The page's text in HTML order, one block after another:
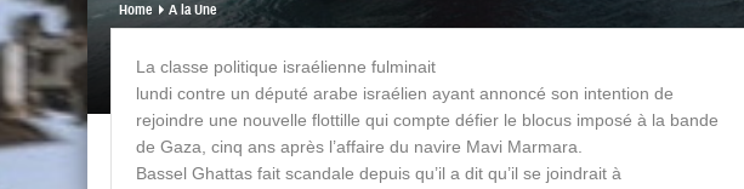
Home A la Une
La classe politique israélienne fulminait
lundi contre un député arabe israélien ayant annoncé son intention de
rejoindre une nouvelle flottille qui compte défier le blocus imposé à la bande
de Gaza, cinq ans après l’affaire du navire Mavi Marmara.
Bassel Ghattas fait scandale depuis qu’il a dit qu’il se joindrait à